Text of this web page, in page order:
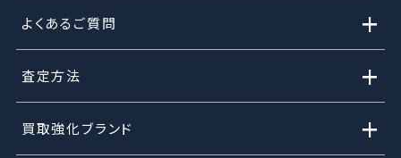
よくあるご質問 +
査定方法 +
買取強化ブランド +